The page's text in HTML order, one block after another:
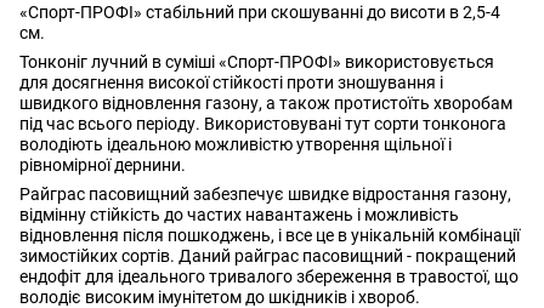
«Спорт-ПРОФІ» стабільний при скошуванні до висоти в 2,5-4
см.
Тонконіг лучний в суміші «Спорт-ПРОФІ» використовується
для досягнення високої стійкості проти зношування і
швидкого відновлення газону, а також протистоїть хворобам
під час всього періоду. Використовувані тут сорти тонконога
володіють ідеальною можливістю утворення щільної і
рівномірної дернини.
Райграс пасовищний забезпечує швидке відростання газону,
відмінну стійкість до частих навантажень і можливість
відновлення після пошкоджень, і все це в унікальній комбінації
зимостійких сортів. Даний райграс пасовищний - покращений
ендофіт для ідеального тривалого збереження в травостої, що
володіє високим імунітетом до шкідників і хвороб.